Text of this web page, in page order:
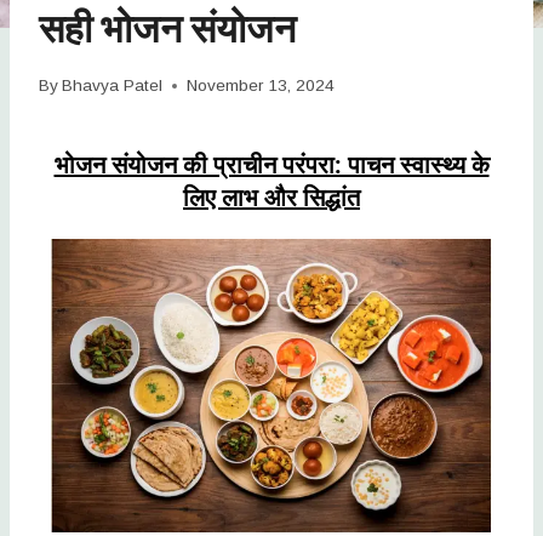
सही भोजन संयोजन
By Bhavya Patel November 13, 2024
भोजन संयोजन की प्राचीन परंपरा: पाचन स्वास्थ्य के
लिए लाभ और सिद्धांत